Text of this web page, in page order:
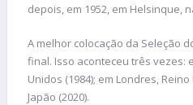
depois, em 1952, em Helsinque,
A melhor colocação da Seleção
final. Isso aconteceu três vezes:
Unidos (1984); em Londres,
Japão (2020).